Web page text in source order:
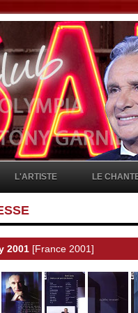
L'ARTISTE LE
2001 [France 2001]